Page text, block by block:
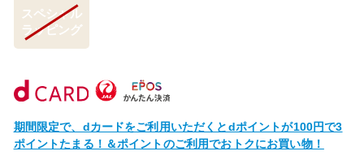
スペシャル
ラッピング
期間限定で、dカードをご利用いただくとdポイントが100円で3
ポイントたまる！＆ポイントのご利用でおトクにお買い物！